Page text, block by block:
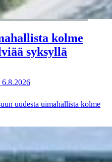
kolme
syksyllä
6.8.2026
uudesta uimahallista kolme